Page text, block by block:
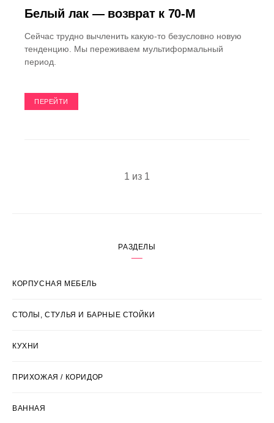
Белый лак — возврат к 70-М
Сейчас трудно вычленить какую-то безусловно новую
тенденцию. Мы переживаем мультиформальный
период.
ПЕРЕЙТИ
1 из 1
РАЗДЕЛЫ
КОРПУСНАЯ МЕБЕЛЬ
СТОЛЫ, СТУЛЬЯ И БАРНЫЕ СТОЙКИ
КУХНИ
ПРИХОЖАЯ / КОРИДОР
ВАННАЯ